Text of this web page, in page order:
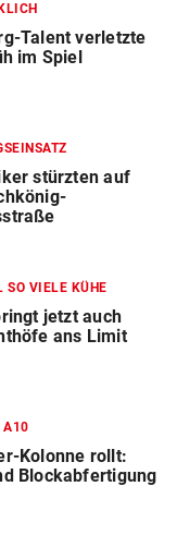
Talent verletzte
im Spiel
stürzten auf
SO VIELE KÜHE
jetzt auch
ans Limit
A10
Kolonne rollt:
Blockabfertigung